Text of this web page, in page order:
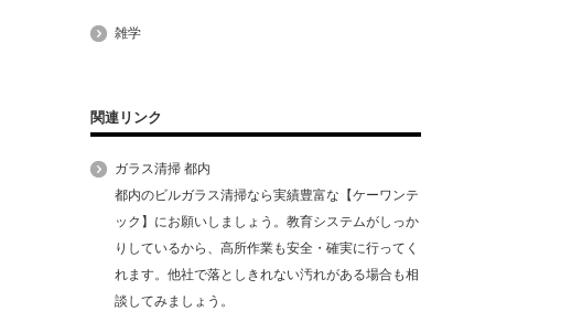
雑学
関連リンク
ガラス清掃 都内
都内のビルガラス清掃なら実績豊富な【ケーワンテ
ック】にお願いしましょう。教育システムがしっか
りしているから、高所作業も安全・確実に行ってく
れます。他社で落としきれない汚れがある場合も相
談してみましょう。